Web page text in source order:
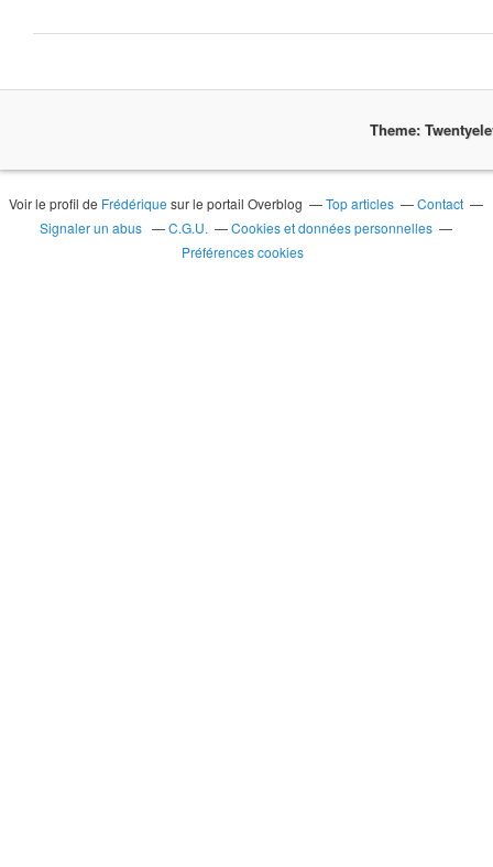
Theme:
Voir le profil de Frédérique sur le portail Overblog Top articles
Contact
Signaler un abus
C.G.U.
Cookies et données personnelles
Préférences cookies